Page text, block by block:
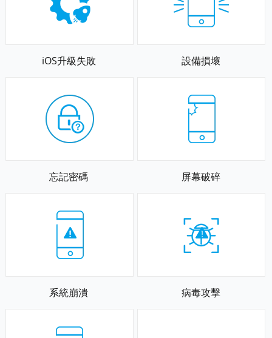
iOS升級失敗 設備損壞
忘記密碼 屏幕破碎
系統崩潰 病毒攻擊